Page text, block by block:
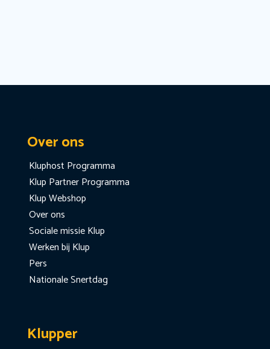
Over ons
Kluphost Programma
Klup Partner Programma
Klup Webshop
Over ons
Sociale missie Klup
Werken bij Klup
Pers
Nationale Snertdag
Klupper